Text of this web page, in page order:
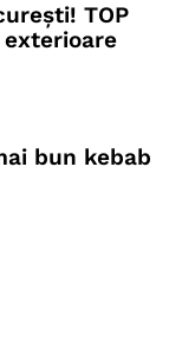
TOP
bun kebab